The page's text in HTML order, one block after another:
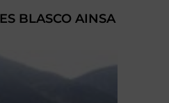
BLASCO AINSA